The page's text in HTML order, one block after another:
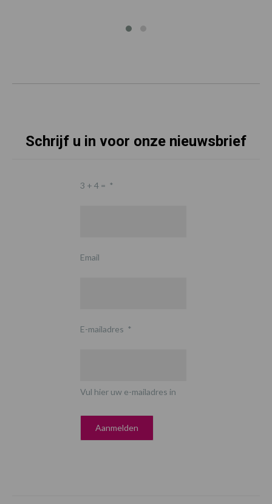
Schrijf u in voor onze nieuwsbrief
3 + 4 = *
Email
E-mailadres *
Vul hier uw e-mailadres in